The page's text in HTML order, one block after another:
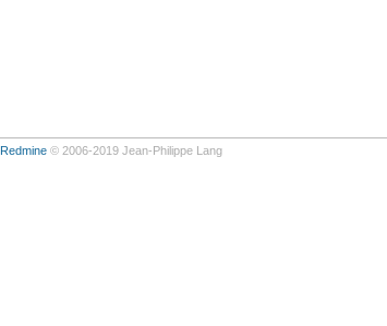
Redmine© 2006-2019 Jean-Philippe Lang